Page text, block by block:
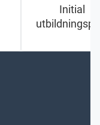
Initial